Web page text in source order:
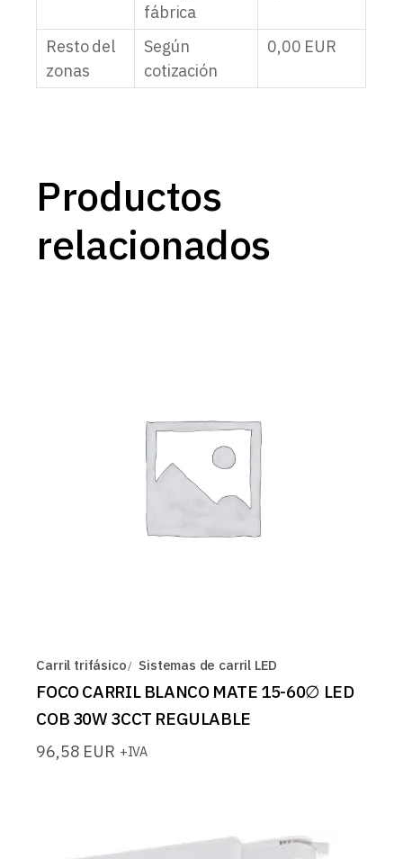
fábrica
Resto del
zonas
Según
cotización
0,00 EUR
Productos
relacionados
Carril trifásico Sistemas de carril LED
FOCO CARRIL BLANCO MATE 15-60∅ LED
COB 30W 3CCT REGULABLE
96,58 EUR +IVA